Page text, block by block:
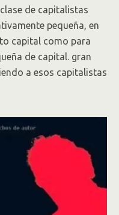
de capitalistas
pequeña, en
capital como para
de capital. gran
a esos capitalistas